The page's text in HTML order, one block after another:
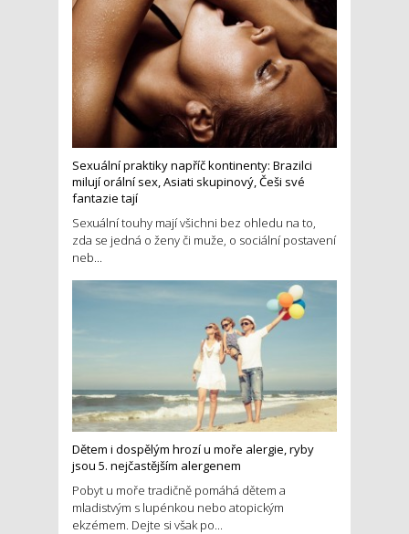
Sexuální praktiky napříč kontinenty: Brazilci
milují orální sex, Asiati skupinový, Češi své
fantazie tají
Sexuální touhy mají všichni bez ohledu na to,
zda se jedná o ženy či muže, o sociální postavení
neb...
Dětem i dospělým hrozí u moře alergie, ryby
jsou 5. nejčastějším alergenem
Pobyt u moře tradičně pomáhá dětem a
mladistvým s lupénkou nebo atopickým
ekzémem. Dejte si však po...